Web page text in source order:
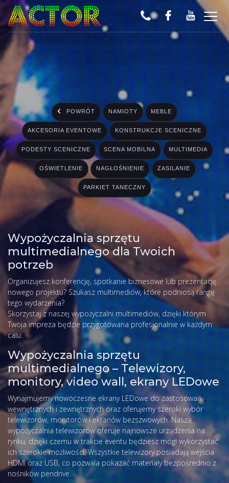
POWRÓT NAMIOTY MEBLE
AKCESORIA EVENTOWE KONSTRUKCJE SCENICZNE
PODESTY SCENICZNE SCENA MOBILNA MULTIMEDIA
OŚWIETLENIE NAGŁOŚNIENIE ZASILANIE
PARKIET TANECZNY
Wypożyczalnia sprzętu
multimedialnego dla Twoich
potrzeb
Organizujesz konferencję, spotkanie biznesowe lub prezentację
nowego projektu? Szukasz multimediów, które podniosą rangę
tego wydarzenia?
Skorzystaj z naszej wypożyczalni multimediów, dzięki którym
Twoja impreza będzie przygotowana profesjonalnie w każdym
calu.
Wypożyczalnia sprzętu
multimedialnego – Telewizory,
monitory, video wall, ekrany LEDowe
Wynajmujemy nowoczesne ekrany LEDowe do zastosowań
wewnętrznych i zewnętrznych oraz oferujemy szeroki wybór
telewizorów, monitorów i ekranów bezszwowych. Nasza
wypożyczalnia telewizorów oferuje najnowsze urządzenia na
rynku, dzięki czemu w trakcie eventu będziesz mógł wykorzystać
ich szerokie możliwości. Wszystkie telewizory posiadają wejścia
HDMI oraz USB, co pozwala pokazać materiały bezpośrednio z
nośników pendrive.